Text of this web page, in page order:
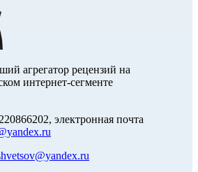
агрегатор рецензий на
интернет-сегменте
электронная почта